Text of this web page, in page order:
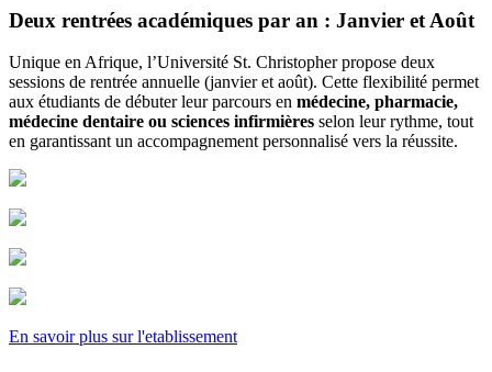
Deux rentrées académiques par an : Janvier et Août
Unique en Afrique, l’Université St. Christopher propose deux
sessions de rentrée annuelle (janvier et août). Cette flexibilité permet
aux étudiants de débuter leur parcours en médecine, pharmacie,
médecine dentaire ou sciences infirmières selon leur rythme, tout
en garantissant un accompagnement personnalisé vers la réussite.
En savoir plus sur l'etablissement